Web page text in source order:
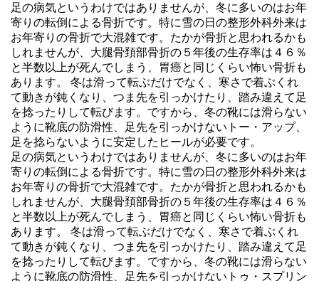
足の病気というわけではありませんが、冬に多いのはお年
寄りの転倒による骨折です。特に雪の日の整形外科外来は
お年寄りの骨折で大混雑です。たかが骨折と思われるかも
しれませんが、大腿骨頚部骨折の５年後の生存率は４６％
と半数以上が死んでしまう、胃癌と同じくらい怖い骨折も
あります。 冬は滑って転ぶだけでなく、寒さで着ぶくれ
て動きが鈍くなり、つま先を引っかけたり、踏み違えて足
を捻ったりして転びます。ですから、冬の靴には滑らない
ように靴底の防滑性、足先を引っかけないトー・アップ、
足を捻らないように安定したヒールが必要です。
足の病気というわけではありませんが、冬に多いのはお年
寄りの転倒による骨折です。特に雪の日の整形外科外来は
お年寄りの骨折で大混雑です。たかが骨折と思われるかも
しれませんが、大腿骨頚部骨折の５年後の生存率は４６％
と半数以上が死んでしまう、胃癌と同じくらい怖い骨折も
あります。 冬は滑って転ぶだけでなく、寒さで着ぶくれ
て動きが鈍くなり、つま先を引っかけたり、踏み違えて足
を捻ったりして転びます。ですから、冬の靴には滑らない
ように靴底の防滑性、足先を引っかけないトゥ・スプリン